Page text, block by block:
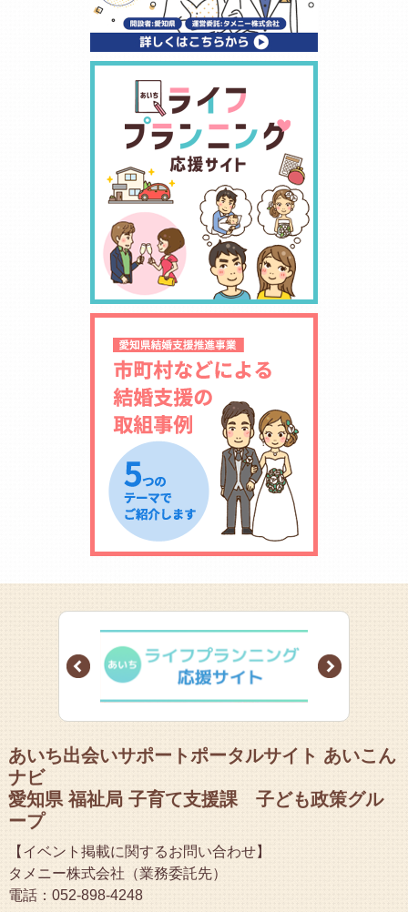
Prev Next
あいち出会いサポートポータルサイト あいこん
ナビ
愛知県 福祉局 子育て支援課 子ども政策グル
ープ
【イベント掲載に関するお問い合わせ】
タメニー株式会社（業務委託先）
電話：052-898-4248